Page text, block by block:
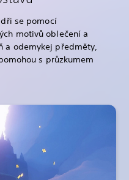
se pomocí
motivů oblečení a
a odemykej předměty,
s průzkumem